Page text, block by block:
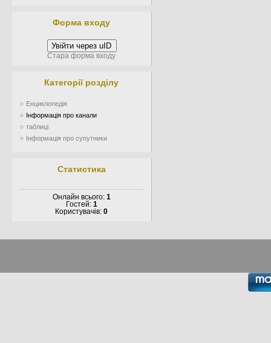
Форма входу
Увійти через uID
Стара форма входу
Категорії розділу
Енциклопедія
Інформація про канали
таблиці
Інформація про супутники
Статистика
Онлайн всього: 1
Гостей: 1
Користувачів:0